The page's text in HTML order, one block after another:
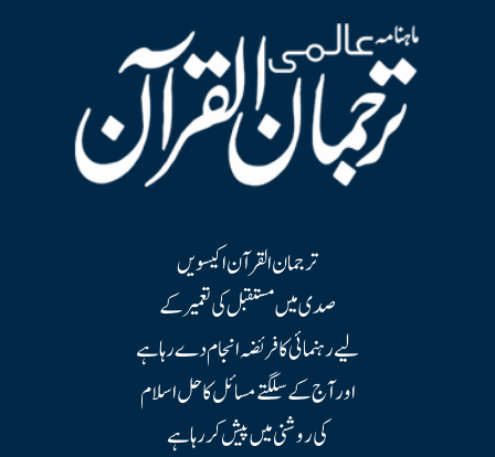
ترجمان القرآن اکیسویں
صدی میں مستقبل کی تعمیر کے
لیے رہنمائی کا فریضہ انجام دے رہا ہے
اور آج کے سلگتے مسائل کا حل اسلام
کی روشنی میں پیش کر رہا ہے